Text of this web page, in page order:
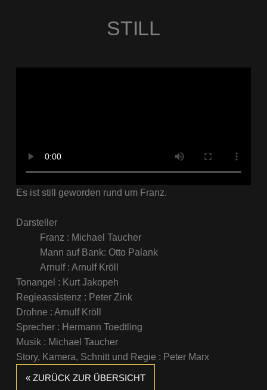
STILL
Es ist still geworden rund um Franz.
Darsteller
Franz : Michael Taucher
Mann auf Bank: Otto Palank
Arnulf : Arnulf Kröll
Tonangel : Kurt Jakopeh
Regieassistenz : Peter Zink
Drohne : Arnulf Kröll
Sprecher : Hermann Toedtling
Musik : Michael Taucher
Story, Kamera, Schnitt und Regie : Peter Marx
« ZURÜCK ZUR ÜBERSICHT